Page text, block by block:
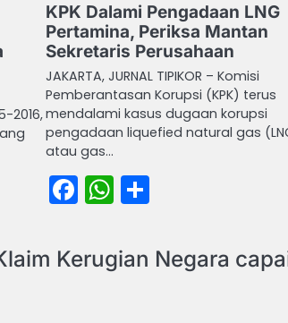
2016,
KPK Dalami Pengadaan LNG
Pertamina, Periksa Mantan
Sekretaris Perusahaan
JAKARTA, JURNAL TIPIKOR – Komisi
Pemberantasan Korupsi (KPK) terus
mendalami kasus dugaan korupsi
pengadaan liquefied natural gas
atau gas…
Facebook
WhatsApp
Share
Kerugian Negara